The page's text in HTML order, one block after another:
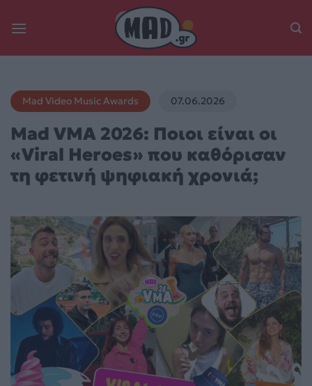
Mad Video Music Awards 07.06.2026
Mad VMA 2026: Ποιοι είναι οι
«Viral Heroes» που καθόρισαν
τη φετινή ψηφιακή χρονιά;